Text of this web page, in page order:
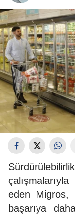
eden Migros,
başarıya